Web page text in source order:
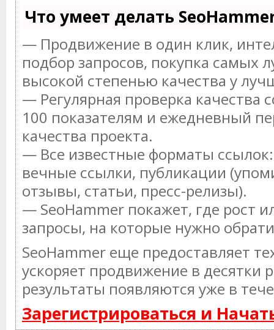
Что умеет делать
— Продвижение в один клик,
подбор запросов, покупка самых
высокой степенью качества у
— Регулярная проверка качества
100 показателям и ежедневный
качества проекта.
— Все известные форматы
вечные ссылки, публикации
отзывы, статьи, пресс-релизы).
— SeoHammer покажет, где рост
запросы, на которые нужно
SeoHammer еще предоставляет
ускоряет продвижение в десятки
результаты появляются уже в
Зарегистрироваться и